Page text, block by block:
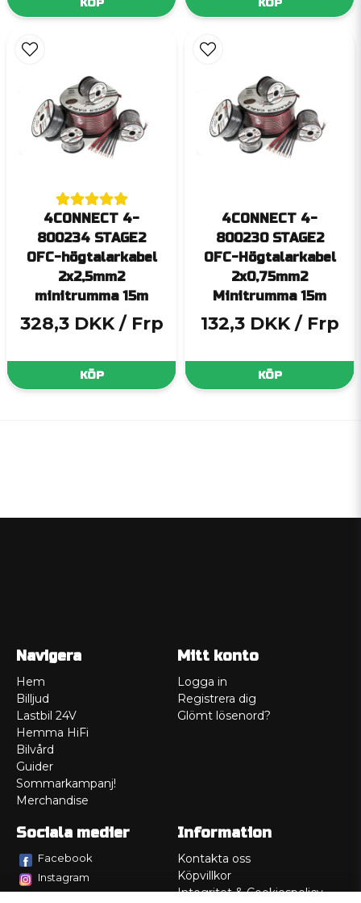
KÖP KÖP
4CONNECT 4-
800234 STAGE2
OFC-högtalarkabel
2x2,5mm2
minitrumma 15m
328,3 DKK / Frp
KÖP
4CONNECT 4-
800230 STAGE2
OFC-Högtalarkabel
2x0,75mm2
Minitrumma 15m
132,3 DKK / Frp
KÖP
Navigera
Hem
Billjud
Lastbil 24V
Hemma HiFi
Bilvård
Guider
Sommarkampanj!
Merchandise
Mitt konto
Logga in
Registrera dig
Glömt lösenord?
Sociala medier
Facebook
Instagram
Information
Kontakta oss
Köpvillkor
Integritet & Cookiespolicy